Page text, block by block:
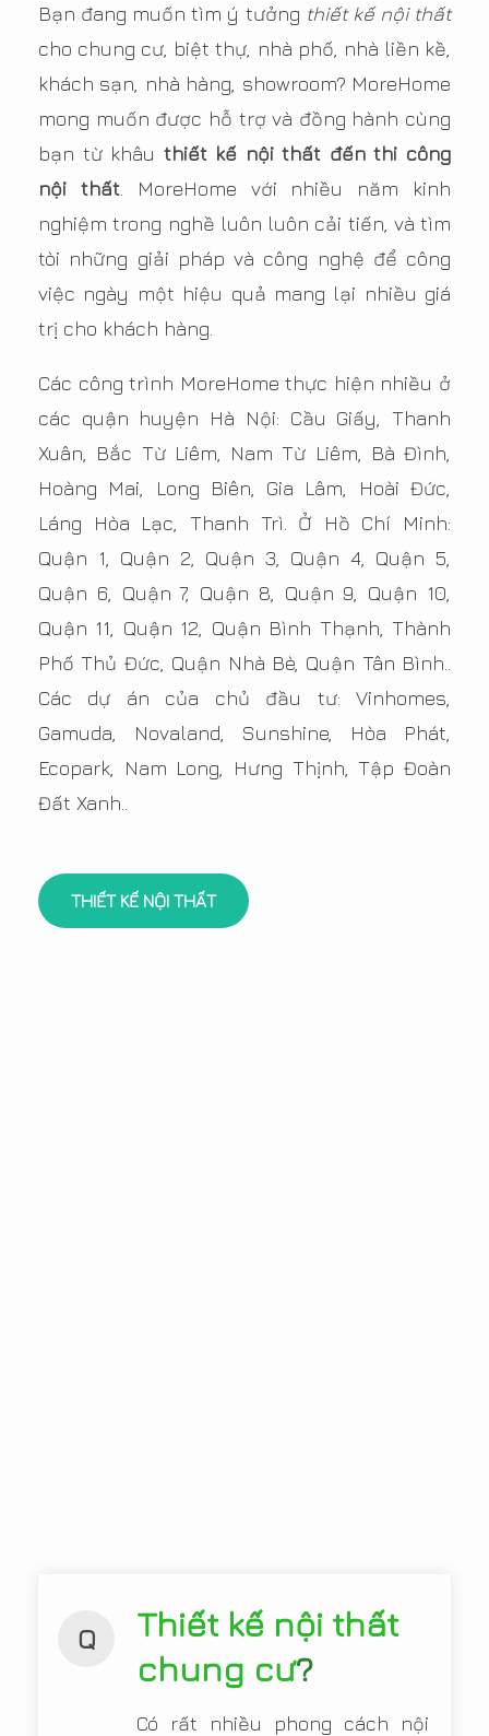
Bạn đang muốn tìm ý tưởng thiết kế nội thất
cho chung cư, biệt thự, nhà phố, nhà liền kề,
khách sạn, nhà hàng, showroom? MoreHome
mong muốn được hỗ trợ và đồng hành cùng
bạn từ khâu thiết kế nội thất đến thi công
nội thất. MoreHome với nhiều năm kinh
nghiệm trong nghề luôn luôn cải tiến, và tìm
tòi những giải pháp và công nghệ để công
việc ngày một hiệu quả mang lại nhiều giá
trị cho khách hàng.
Các công trình MoreHome thực hiện nhiều ở
các quận huyện Hà Nội: Cầu Giấy, Thanh
Xuân, Bắc Từ Liêm, Nam Từ Liêm, Bà Đình,
Hoàng Mai, Long Biên, Gia Lâm, Hoài Đức,
Láng Hòa Lạc, Thanh Trì. Ở Hồ Chí Minh:
Quận 1, Quận 2, Quận 3, Quận 4, Quận 5,
Quận 6, Quận 7, Quận 8, Quận 9, Quận 10,
Quận 11, Quận 12, Quận Bình Thạnh, Thành
Phố Thủ Đức, Quận Nhà Bè, Quận Tân Bình..
Các dự án của chủ đầu tư: Vinhomes,
Gamuda, Novaland, Sunshine, Hòa Phát,
Ecopark, Nam Long, Hưng Thịnh, Tập Đoàn
Đất Xanh..
THIẾT KẾ NỘI THẤT
Q
Thiết kế nội thất
chung cư?
Có rất nhiều phong cách nội